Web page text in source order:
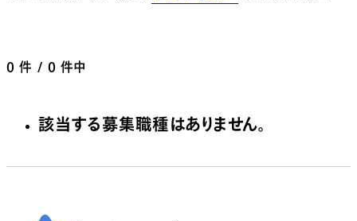
0 件 / 0 件中
該当する募集職種はありません。